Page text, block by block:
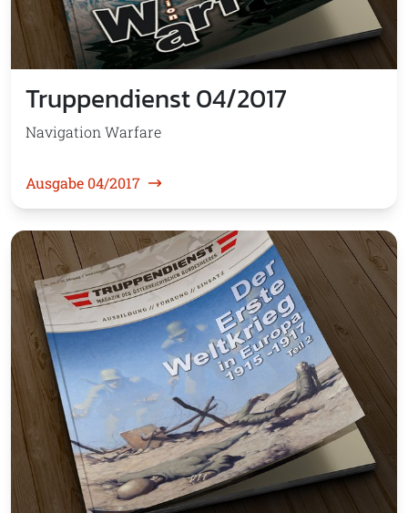
Truppendienst 04/2017
Navigation Warfare
Ausgabe 04/2017